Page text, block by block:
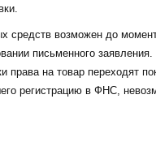
средств возможен до
письменного
права на товар переходят
регистрацию в ФНС,